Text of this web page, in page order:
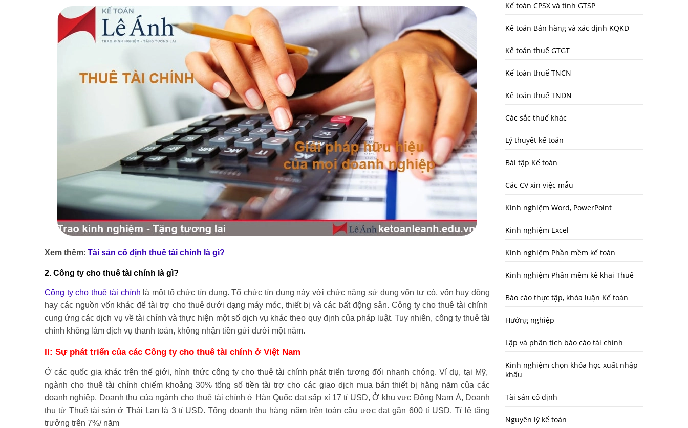
Xem thêm: Tài sản cố định thuê tài chính là gì?
2. Công ty cho thuê tài chính là gì?
Công ty cho thuê tài chính là một tổ chức tín dụng. Tổ chức tín dụng này với chức năng sử dụng vốn tự có, vốn huy động
hay các nguồn vốn khác để tài trợ cho thuê dưới dạng máy móc, thiết bị và các bất động sản. Công ty cho thuê tài chính
cung ứng các dịch vụ về tài chính và thực hiện một số dịch vụ khác theo quy định của pháp luật. Tuy nhiên, công ty thuê tài
chính không làm dịch vụ thanh toán, không nhận tiền gửi dưới một năm.
II: Sự phát triển của các Công ty cho thuê tài chính ở Việt Nam
Ở các quốc gia khác trên thế giới, hình thức công ty cho thuê tài chính phát triển tương đối nhanh chóng. Ví dụ, tại Mỹ,
ngành cho thuê tài chính chiếm khoảng 30% tổng số tiền tài trợ cho các giao dịch mua bán thiết bị hằng năm của các
doanh nghiệp. Doanh thu của ngành cho thuê tài chính ở Hàn Quốc đạt sấp xỉ 17 tỉ USD, Ở khu vực Đông Nam Á, Doanh
thu từ Thuê tài sản ở Thái Lan là 3 tỉ USD. Tổng doanh thu hàng năm trên toàn cầu ược đạt gần 600 tỉ USD. Tỉ lệ tăng
trưởng trên 7%/ năm
Kế toán CPSX và tính GTSP
Kế toán Bán hàng và xác định KQKD
Kế toán thuế GTGT
Kế toán thuế TNCN
Kế toán thuế TNDN
Các sắc thuế khác
Lý thuyết kế toán
Bài tập Kế toán
Các CV xin việc mẫu
Kinh nghiệm Word, PowerPoint
Kinh nghiệm Excel
Kinh nghiệm Phần mềm kế toán
Kinh nghiệm Phần mềm kê khai Thuế
Báo cáo thực tập, khóa luận Kế toán
Hướng nghiệp
Lập và phân tích báo cáo tài chính
Kinh nghiệm chọn khóa học xuất nhập
khẩu
Tài sản cố định
Nguyên lý kế toán